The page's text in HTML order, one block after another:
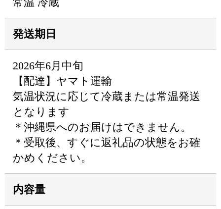
発送期日
2026年6月中旬
【配達】ヤマト運輸
気温状況に応じて冷蔵または常温発送
となります
＊沖縄県へのお届けはできません。
＊受取後、すぐに返礼品の状態をお確
かめください。
内容量